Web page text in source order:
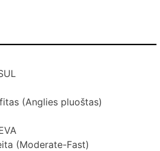
(Anglies pluoštas)
(Moderate-Fast)